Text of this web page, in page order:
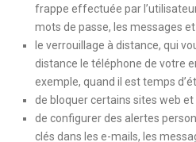
frappe effectuée par
mots de passe, les messages
le verrouillage à distance, qui
distance le téléphone de votre
exemple, quand il est temps
de bloquer certains sites web
de configurer des alertes
clés dans les e-mails, les